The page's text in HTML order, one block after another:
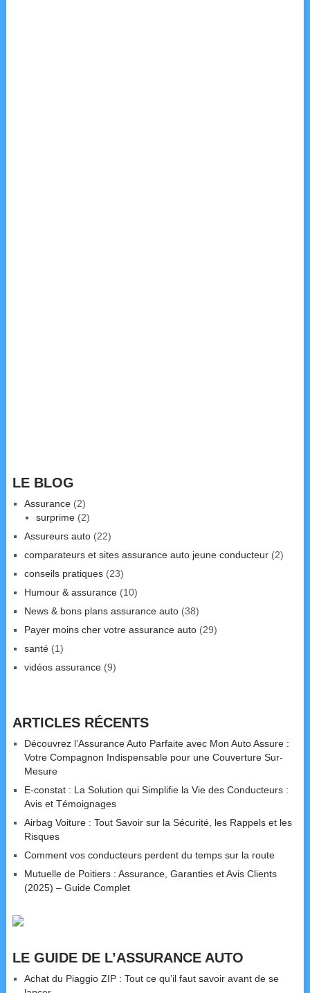
LE BLOG
Assurance(2)
surprime(2)
Assureurs auto(22)
comparateurs et sites assurance auto jeune conducteur(2)
conseils pratiques(23)
Humour & assurance(10)
News & bons plans assurance auto(38)
Payer moins cher votre assurance auto(29)
santé(1)
vidéos assurance(9)
ARTICLES RÉCENTS
Découvrez l’Assurance Auto Parfaite avec Mon Auto Assure :
Votre Compagnon Indispensable pour une Couverture Sur-
Mesure
E-constat : La Solution qui Simplifie la Vie des Conducteurs :
Avis et Témoignages
Airbag Voiture : Tout Savoir sur la Sécurité, les Rappels et les
Risques
Comment vos conducteurs perdent du temps sur la route
Mutuelle de Poitiers : Assurance, Garanties et Avis Clients
(2025) – Guide Complet
LE GUIDE DE L’ASSURANCE AUTO
Achat du Piaggio ZIP : Tout ce qu’il faut savoir avant de se